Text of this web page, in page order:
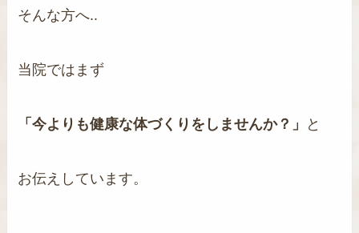
そんな方へ..
当院ではまず
「今よりも健康な体づくりをしませんか？」 と
お伝えしています。